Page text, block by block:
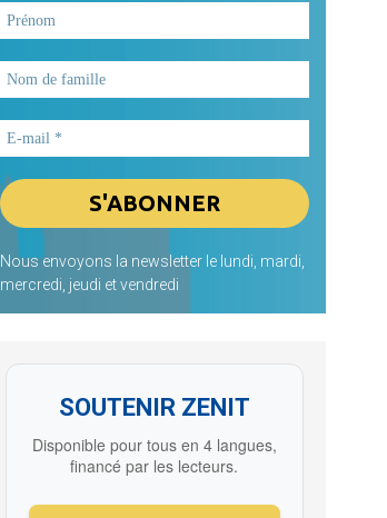
Nous envoyons la newsletter le lundi, mardi,
mercredi, jeudi et vendredi
SOUTENIR ZENIT
Disponible pour tous en 4 langues,
financé par les lecteurs.